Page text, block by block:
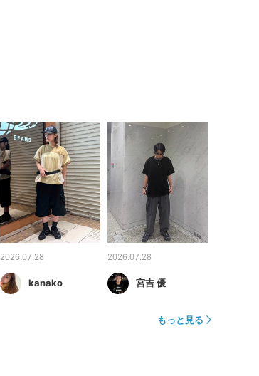
2026.07.28
kanako
2026.07.28
宮吉 優
もっと見る